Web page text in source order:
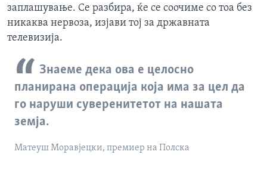
заплашување. Се разбира, ќе се соочиме со тоа без
никаква нервоза, изјави тој за државната
телевизија.
Знаеме дека ова е целосно
планирана операција која има за цел да
го наруши суверенитетот на нашата
земја.
Матеуш Моравјецки, премиер на Полска